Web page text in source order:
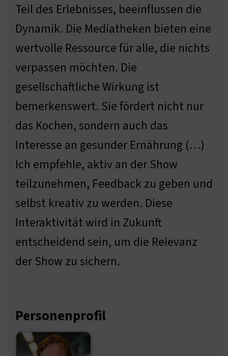
Teil des Erlebnisses, beeinflussen die
Dynamik. Die Mediatheken bieten eine
wertvolle Ressource für alle, die nichts
verpassen möchten. Die
gesellschaftliche Wirkung ist
bemerkenswert. Sie fördert nicht nur
das Kochen, sondern auch das
Interesse an gesunder Ernährung (…)
Ich empfehle, aktiv an der Show
teilzunehmen, Feedback zu geben und
selbst kreativ zu werden. Diese
Interaktivität wird in Zukunft
entscheidend sein, um die Relevanz
der Show zu sichern.
Personenprofil